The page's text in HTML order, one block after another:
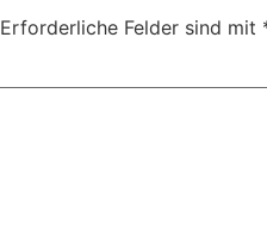
Erforderliche Felder sind mit